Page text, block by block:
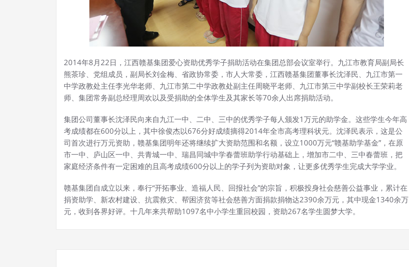
2014年8月22日，江西赣基集团爱心资助优秀学子捐助活动在集团总部会议室举行。九江市教育局副局长
熊茶珍、党组成员，副局长刘金梅、省政协常委，市人大常委，江西赣基集团董事长沈泽民、九江市第一
中学政教处主任李光华老师、九江市第二中学政教处副主任周晓平老师、九江市第三中学副校长王荣莉老
师、集团常务副总经理周欢以及受捐助的全体学生及其家长等70余人出席捐助活动。
集团公司董事长沈泽民向来自九江一中、二中、三中的优秀学子每人颁发1万元的助学金。这些学生今年高
考成绩都在600分以上，其中徐俊杰以676分好成绩摘得2014年全市高考理科状元。沈泽民表示，这是公
司首次进行万元资助，赣基集团明年还将继续扩大资助范围和名额，设立1000万元“赣基助学基金”，在原
市一中、庐山区一中、共青城一中、瑞昌同城中学春蕾班助学行动基础上，增加市二中、三中春蕾班，把
家庭经济条件有一定困难的且高考成绩600分以上的学子列为资助对象，让更多优秀学生完成大学学业。
赣基集团自成立以来，奉行“开拓事业、造福人民、回报社会”的宗旨，积极投身社会慈善公益事业，累计在
捐资助学、新农村建设、抗震救灾、帮困济贫等社会慈善方面捐款捐物达2390余万元，其中现金1340余万
元，收到各界好评。十几年来共帮助1097名中小学生重回校园，资助267名学生圆梦大学。